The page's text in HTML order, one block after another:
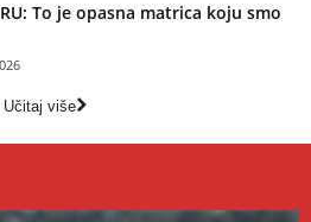
To je opasna matrica koju smo
Učitaj više